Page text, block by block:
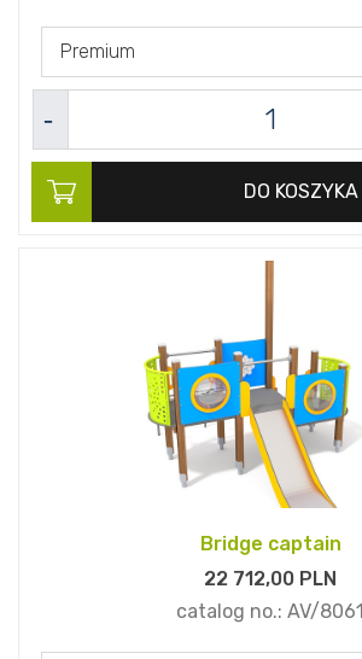
Premium
DO KOSZYKA
Bridge captain
22 712,00 PLN
catalog no.: AV/8061